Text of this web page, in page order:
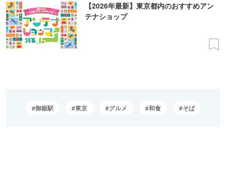
【2026年最新】東京都内のおすすめアン
テナショップ
御嶽駅 東京 グルメ 和食 そば